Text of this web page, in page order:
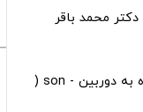
محمد باقر
دانلود قالب مرد سیاه پوست در حال نگاه به دوربین - son (